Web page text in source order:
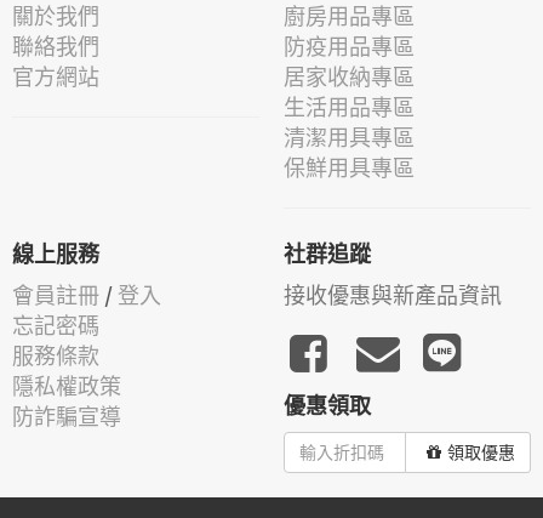
關於我們
聯絡我們
官方網站
廚房用品專區
防疫用品專區
居家收納專區
生活用品專區
清潔用具專區
保鮮用具專區
線上服務
會員註冊 / 登入
忘記密碼
服務條款
隱私權政策
防詐騙宣導
社群追蹤
接收優惠與新產品資訊
優惠領取
領取優惠